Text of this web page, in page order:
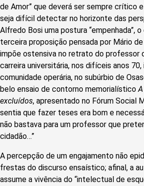
de Amor” que deverá ser sempre crítico
seja difícil detectar no horizonte das
Alfredo Bosi uma postura “empenhada”,
terceira proposição pensada por Mário de
impõe ostensiva no retrato do professor
carreira universitária, nos difíceis anos
comunidade operária, no subúrbio de
belo ensaio de contorno memorialístico
excluídos, apresentado no Fórum Social
sentia que fazer teses era bom e
não bastava para um professor que
cidadão…”
A percepção de um engajamento não
frestas do discurso ensaístico; afinal, a
assume a vivência do “intelectual de